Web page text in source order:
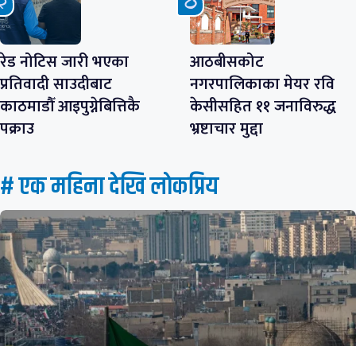
रेड नोटिस जारी भएका
प्रतिवादी साउदीबाट
काठमाडौँ आइपुग्नेबित्तिकै
पक्राउ
आठबीसकोट
नगरपालिकाका मेयर रवि
केसीसहित ११ जनाविरुद्ध
भ्रष्टाचार मुद्दा
# एक महिना देखि लाेकप्रिय